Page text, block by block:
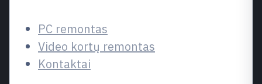
PC remontas
Video kortų remontas
Kontaktai